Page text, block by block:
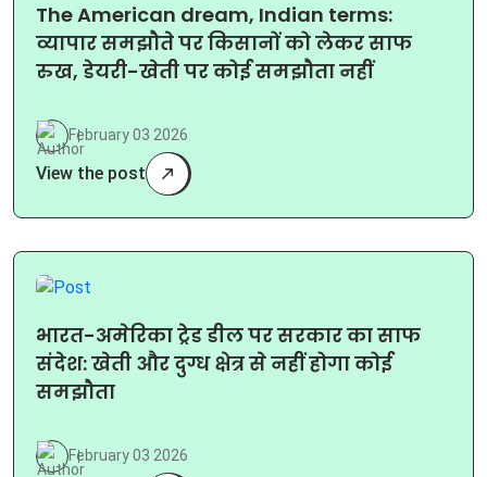
The American dream, Indian terms:
व्यापार समझौते पर किसानों को लेकर साफ
रुख, डेयरी-खेती पर कोई समझौता नहीं
February 03 2026
View the post
भारत-अमेरिका ट्रेड डील पर सरकार का साफ
संदेश: खेती और दुग्ध क्षेत्र से नहीं होगा कोई
समझौता
February 03 2026